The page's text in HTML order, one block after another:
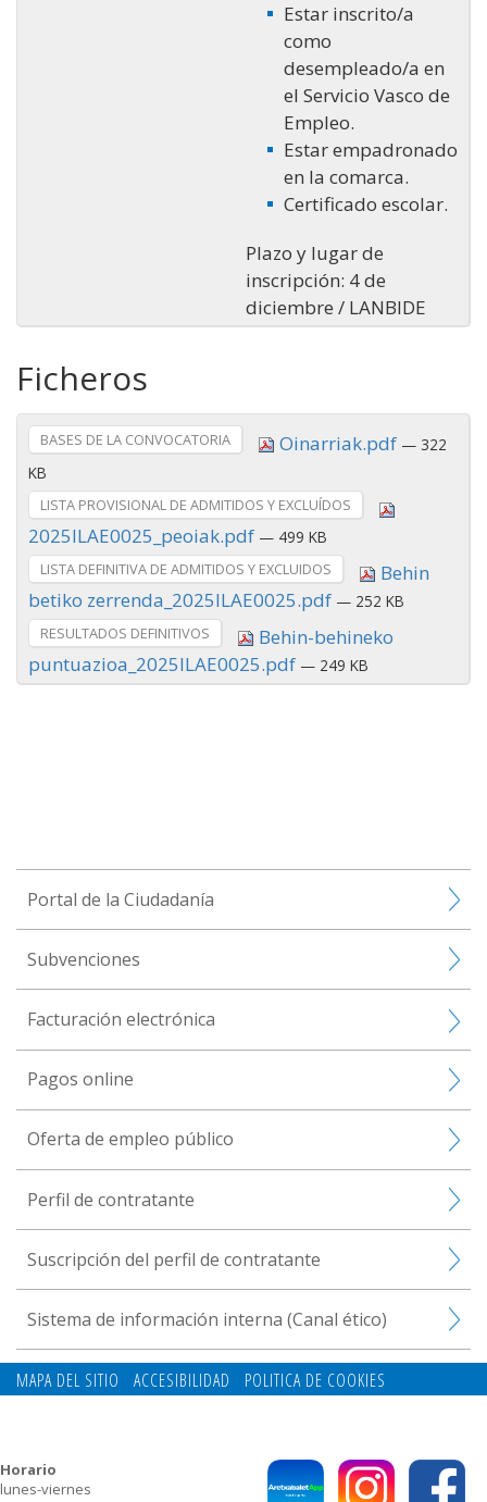
Estar inscrito/a
como
desempleado/a en
el Servicio Vasco de
Empleo.
Estar empadronado
en la comarca.
Certificado escolar.
Plazo y lugar de
inscripción: 4 de
diciembre / LANBIDE
Ficheros
BASES DE LA CONVOCATORIA Oinarriak.pdf — 322
KB
LISTA PROVISIONAL DE ADMITIDOS Y EXCLUÍDOS
2025ILAE0025_peoiak.pdf — 499 KB
LISTA DEFINITIVA DE ADMITIDOS Y EXCLUIDOS
Behin
betiko zerrenda_2025ILAE0025.pdf — 252 KB
RESULTADOS DEFINITIVOS
Behin-behineko
puntuazioa_2025ILAE0025.pdf — 249 KB
Portal de la Ciudadanía
Subvenciones
Facturación electrónica
Pagos online
Oferta de empleo público
Perfil de contratante
Suscripción del perfil de contratante
Sistema de información interna (Canal ético)
MAPA DEL SITIO ACCESIBILIDAD
POLITICA DE COOKIES
Horario
lunes-viernes